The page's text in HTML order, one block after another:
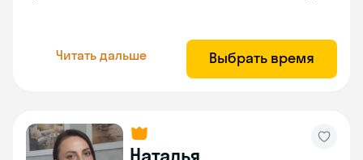
Читать дальше Выбрать время
Наталья